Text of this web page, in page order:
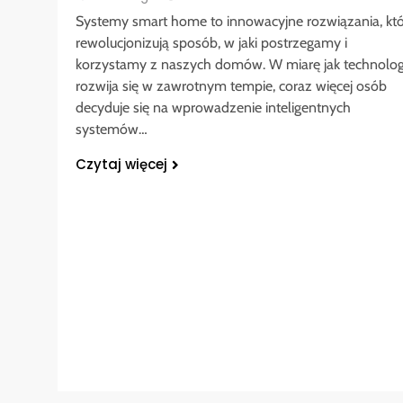
Systemy smart home to innowacyjne rozwiązania,
rewolucjonizują sposób, w jaki postrzegamy i
korzystamy z naszych domów. W miarę jak
rozwija się w zawrotnym tempie, coraz więcej osób
decyduje się na wprowadzenie inteligentnych
systemów…
Czytaj więcej